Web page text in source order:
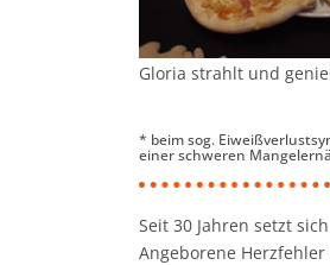
Gloria strahlt und
* beim sog.
einer schweren
Seit 30 Jahren setzt sich
Angeborene